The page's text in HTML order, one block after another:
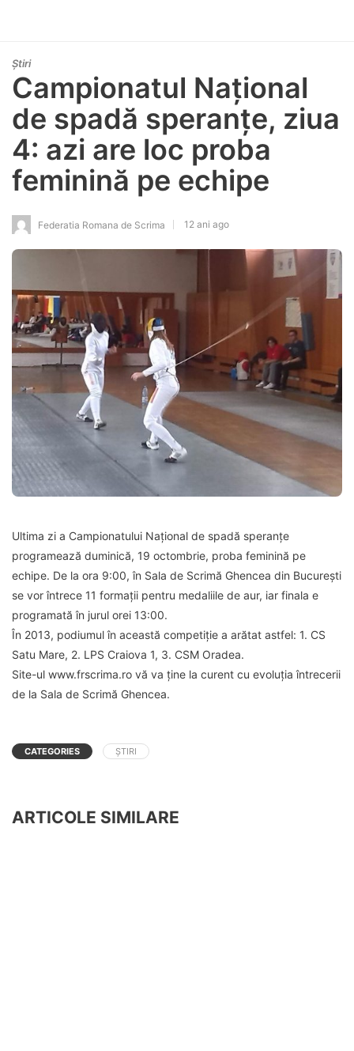
Știri
Campionatul Național
de spadă speranțe, ziua
4: azi are loc proba
feminină pe echipe
Federatia Romana de Scrima 12 ani ago
Ultima zi a Campionatului Național de spadă speranțe
programează duminică, 19 octombrie, proba feminină pe
echipe. De la ora 9:00, în Sala de Scrimă Ghencea din București
se vor întrece 11 formații pentru medaliile de aur, iar finala e
programată în jurul orei 13:00.
În 2013, podiumul în această competiție a arătat astfel: 1. CS
Satu Mare, 2. LPS Craiova 1, 3. CSM Oradea.
Site-ul www.frscrima.ro vă va ține la curent cu evoluția întrecerii
de la Sala de Scrimă Ghencea.
CATEGORIES ȘTIRI
ARTICOLE SIMILARE